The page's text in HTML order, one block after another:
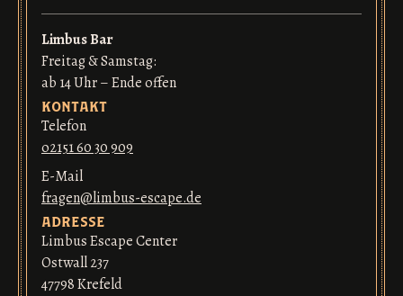
Limbus Bar
Freitag & Samstag:
ab 14 Uhr – Ende offen
kontakt
Telefon
o2151 60 30 909
E-Mail
fragen@limbus-escape.de
adresse
Limbus Escape Center
Ostwall 237
47798 Krefeld